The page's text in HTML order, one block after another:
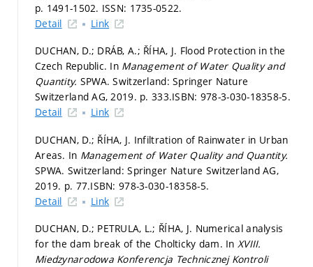
p. 1491-1502. ISSN: 1735-0522.
Detail
Link
DUCHAN, D.; DRÁB, A.; ŘÍHA, J. Flood Protection in the
Czech Republic. In Management of Water Quality and
Quantity. SPWA. Switzerland: Springer Nature
Switzerland AG, 2019. p. 333.ISBN: 978-3-030-18358-5.
Detail
Link
DUCHAN, D.; ŘÍHA, J. Infiltration of Rainwater in Urban
Areas. In Management of Water Quality and Quantity.
SPWA. Switzerland: Springer Nature Switzerland AG,
2019. p. 77.ISBN: 978-3-030-18358-5.
Detail
Link
DUCHAN, D.; PETRULA, L.; ŘÍHA, J. Numerical analysis
for the dam break of the Cholticky dam. InXVIII.
Miedzynarodowa Konferencja Technicznej Kontroli